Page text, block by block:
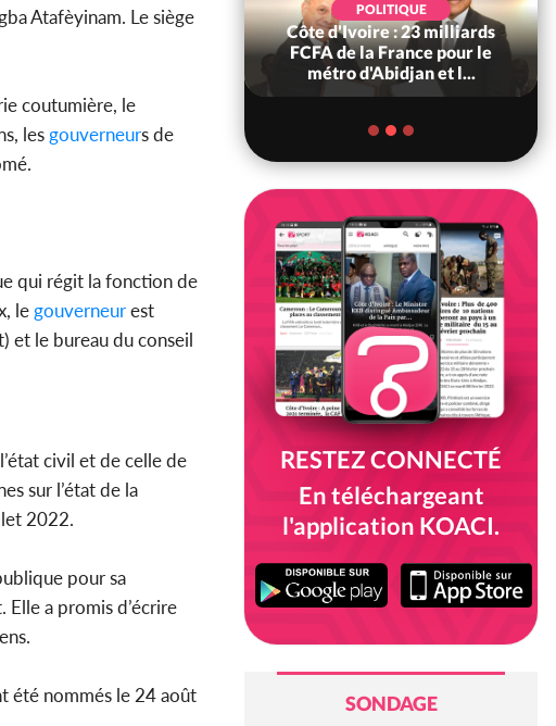
Atafèyinam. Le siège
coutumière, le
les gouverneurs de
qui régit la fonction de
le gouverneurest
et le bureau du conseil
civil et de celle de
sur l’état de la
2022.
pour sa
a promis d’écrire
été nommés le 24 août
POLITIQUE
d'Ivoire : Décrispation ?
POLITIQUE
Côte d'Ivoire : 23 milliards
FCFA de la France pour le
métro d'Abidjan et l...
RESTEZ CONNECTÉ
En téléchargeant
l'application KOACI.
SONDAGE